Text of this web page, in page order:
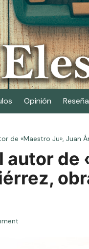
Opinión
de «Maestro Ju», Juan
autor de